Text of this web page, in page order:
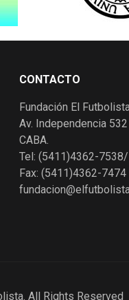
CONTACTO
Fundación El
Av. Independencia
CABA.
Tel: (5411)4362-
Fax: (5411)4362-7474
All Rights Reserved